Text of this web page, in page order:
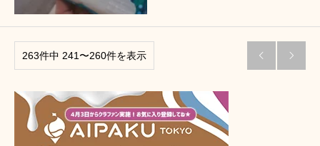
263件中 241〜260件を表示  